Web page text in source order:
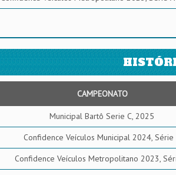
CAMPEONATO
Municipal Bartô Serie C, 2025
Confidence Veículos Municipal 2024, Série
Confidence Veículos Metropolitano 2023,